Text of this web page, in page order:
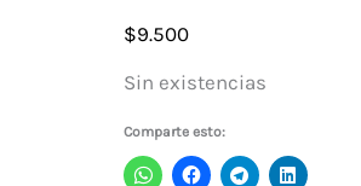
$9.500
Sin existencias
Comparte esto: